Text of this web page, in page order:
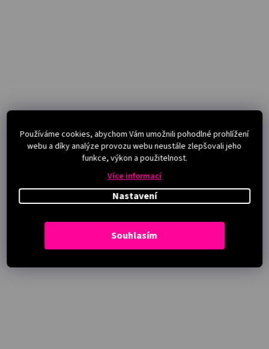
Používáme cookies, abychom Vám umožnili pohodlné prohlížení
webu a díky analýze provozu webu neustále zlepšovali jeho
funkce, výkon a použitelnost.
Více informací
Nastavení
Souhlasím